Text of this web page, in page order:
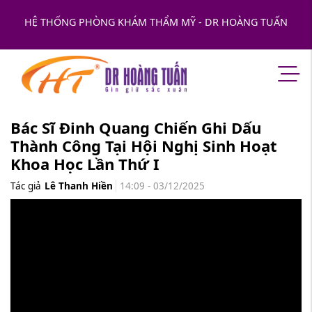
HỆ THỐNG PHÒNG KHÁM THẨM MỸ - DR HOÀNG TUẤN
Bác Sĩ Đinh Quang Chiến Ghi Dấu
Thành Công Tại Hội Nghị Sinh Hoạt
Khoa Học Lần Thứ I
Tác giả Lê Thanh Hiền 14:09 - 03/12/2025